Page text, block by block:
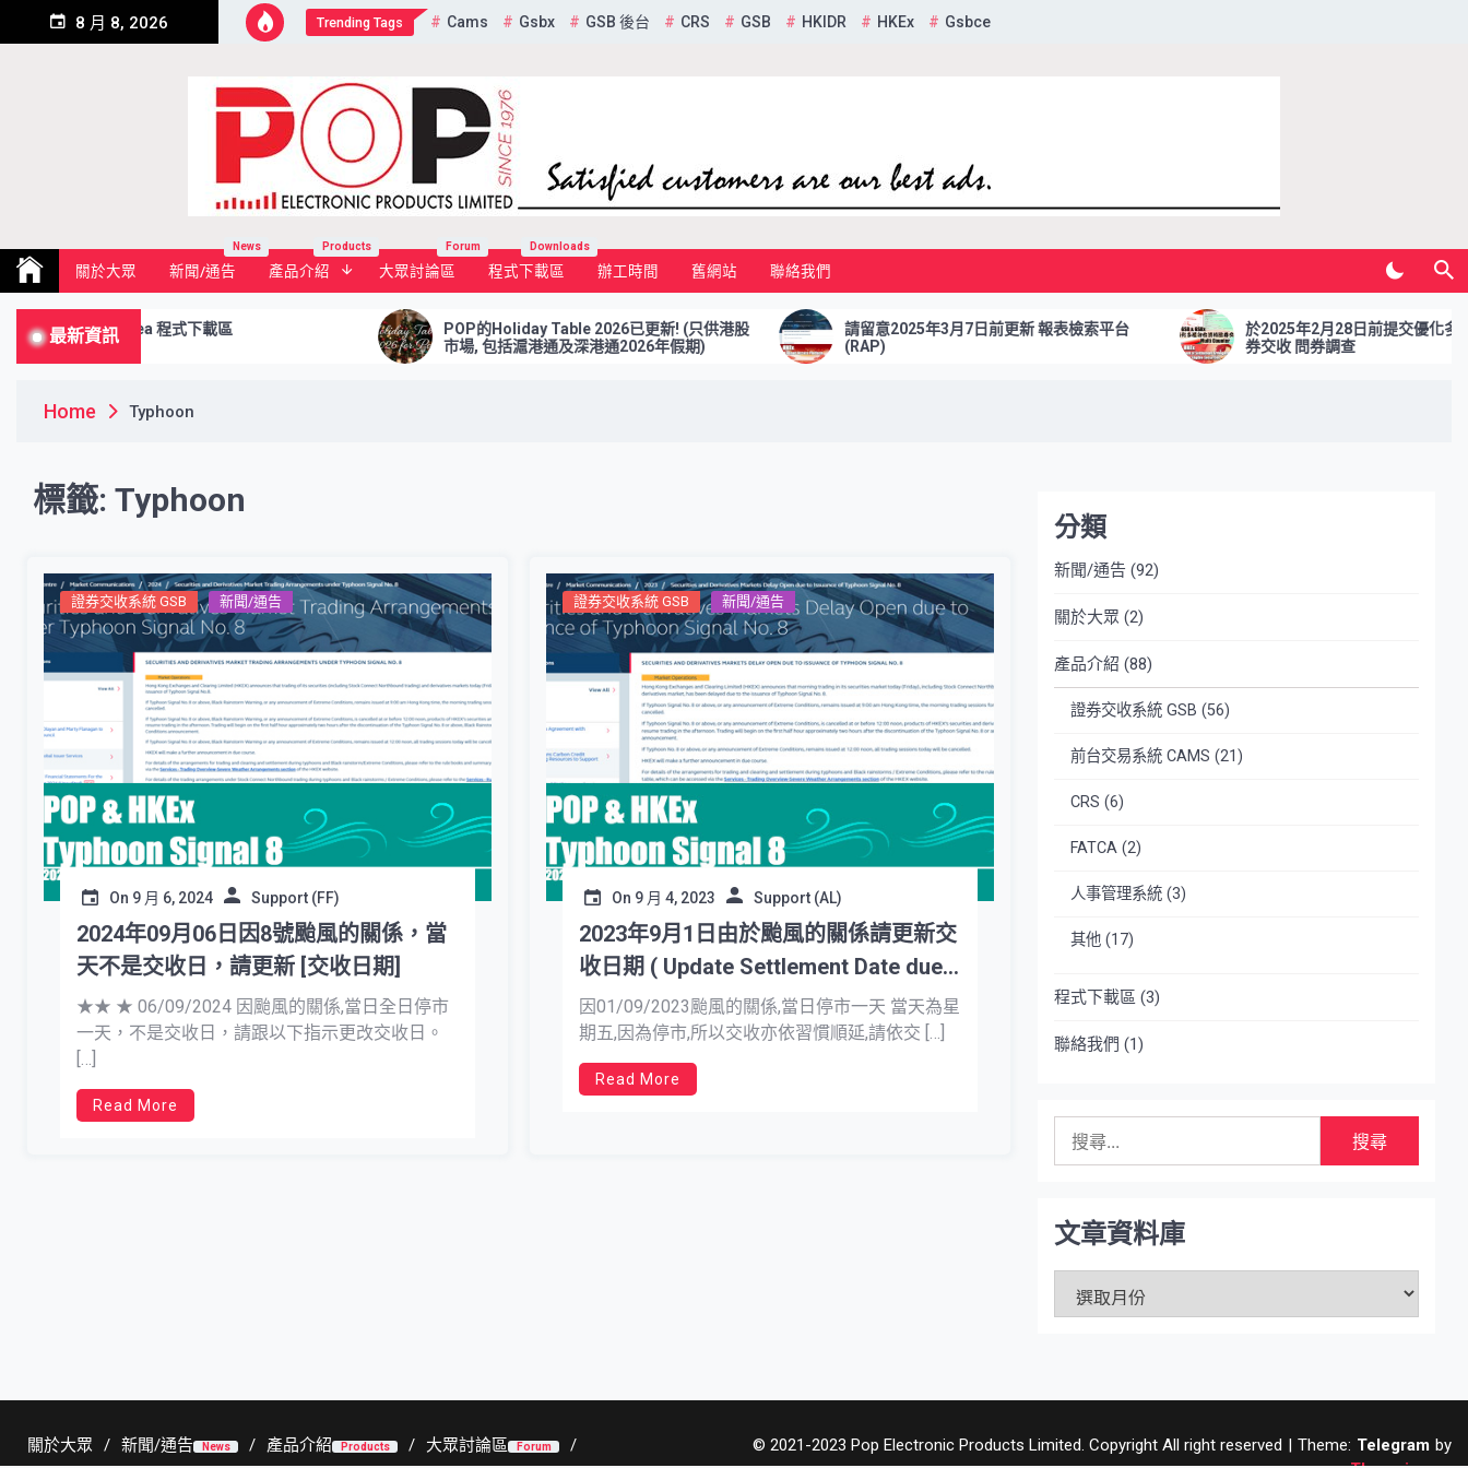
8 月 8, 2026 Trending Tags Cams Gsbx GSB 後台 CRS GSB HKIDR HKEx Gsbce
Pop Electronic Products Limited
關於大眾 新聞/通告
News
產品介紹
Products
大眾討論區
Forum
程式下載區
Downloads
辦工時間 舊網站 聯絡我們
最新資訊
Area 程式下載區
POP的Holiday Table 2026已更新! (只供港股
市場, 包括滬港通及深港通2026年假期)
請留意2025年3月7日前更新 報表檢索平台
(RAP)
於2025年2月28日前提交優化多櫃台合
券交收 問券調查
Home Typhoon
標籤: Typhoon
證券交收系統 GSB 新聞/通告
On 9 月 6, 2024 Support (FF)
2024年09月06日因8號颱風的關係，當
天不是交收日，請更新 [交收日期]
★★ ★ 06/09/2024 因颱風的關係,當日全日停市
一天，不是交收日，請跟以下指示更改交收日。
[…]
Read More
證券交收系統 GSB 新聞/通告
On 9 月 4, 2023 Support (AL)
2023年9月1日由於颱風的關係請更新交
收日期 ( Update Settlement Date due
to Typhoon Signal No 8 hoisted)
因01/09/2023颱風的關係,當日停市一天 當天為星
期五,因為停市,所以交收亦依習慣順延,請依交 […]
Read More
分類
新聞/通告 (92)
關於大眾 (2)
產品介紹 (88)
證券交收系統 GSB (56)
前台交易系統 CAMS (21)
CRS (6)
FATCA(2)
人事管理系統(3)
其他(17)
程式下載區 (3)
聯絡我們 (1)
字:
文章資料庫
資
關於大眾 新聞/通告 News 產品介紹 Products 大眾討論區 Forum © 2021-2023 Pop Electronic Products Limited. Copyright All right reserved | Theme: Telegram by